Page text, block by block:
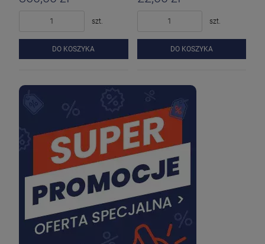
szt.
DO KOSZYKA
szt.
DO KOSZYKA